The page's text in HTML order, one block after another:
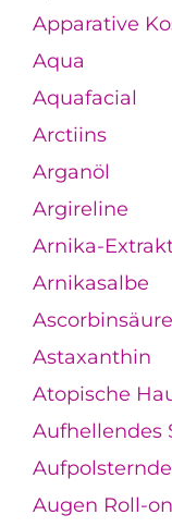
Apparative
Aqua
Aquafacial
Arctiins
Arganöl
Argireline
Arnika-
Arnikasalbe
Ascorbinsäure
Astaxanthin
Atopische
Aufhellendes
Augen Roll-on